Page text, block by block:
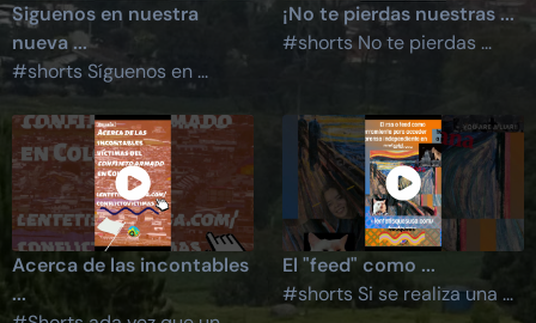
Siguenos en nuestra
nueva ...
#shorts Síguenos en ...
¡No te pierdas nuestras ...
#shorts No te pierdas ...
Acerca de las incontables
...
El "feed" como ...
#shorts Si se realiza una ...